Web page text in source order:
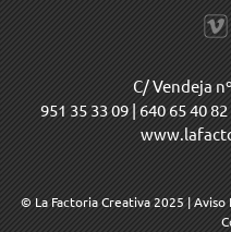
C/ Vendeja
951 35 33 09 | 640 65 40 82
© La Factoria Creativa 2025 |Aviso